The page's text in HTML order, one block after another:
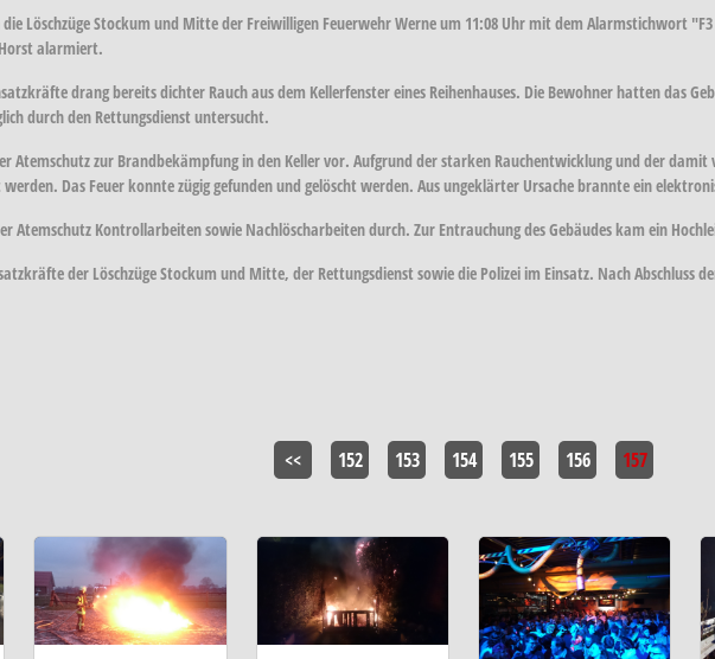
Löschzüge Stockum und Mitte der Freiwilligen Feuerwehr Werne um 11:08 Uhr mit dem Alarmstichwort
alarmiert.
drang bereits dichter Rauch aus dem Kellerfenster eines Reihenhauses. Die Bewohner hatten das
durch den Rettungsdienst untersucht.
Atemschutz zur Brandbekämpfung in den Keller vor. Aufgrund der starken Rauchentwicklung und der
Das Feuer konnte zügig gefunden und gelöscht werden. Aus ungeklärter Ursache brannte ein
Atemschutz Kontrollarbeiten sowie Nachlöscharbeiten durch. Zur Entrauchung des Gebäudes kam ein
der Löschzüge Stockum und Mitte, der Rettungsdienst sowie die Polizei im Einsatz. Nach Abschluss
<< 152 153 154 155 156 157